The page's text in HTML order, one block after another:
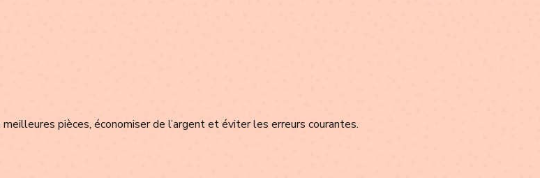
pièces, économiser de l’argent et éviter les erreurs courantes.